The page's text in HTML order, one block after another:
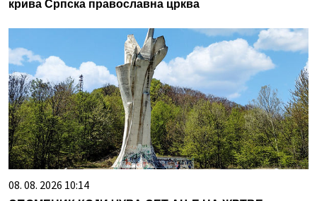
крива Српска православна црква
08. 08. 2026 10:14